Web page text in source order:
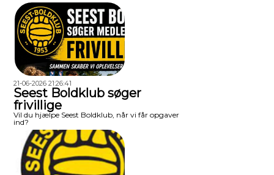
21-06-2026 21:26:41
Seest Boldklub søger
frivillige
Vil du hjælpe Seest Boldklub, når vi får opgaver
ind?